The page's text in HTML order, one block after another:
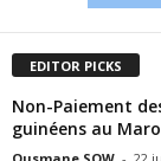
EDITOR PICKS
Non-Paiement
guinéens au